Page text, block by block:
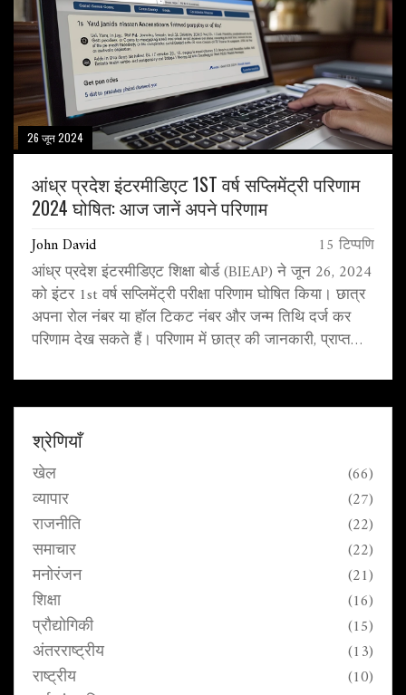
26 जून 2024
आंध्र प्रदेश इंटरमीडिएट 1ST वर्ष सप्लिमेंट्री परिणाम
2024 घोषित: आज जानें अपने परिणाम
John David 15 टिप्पणि
आंध्र प्रदेश इंटरमीडिएट शिक्षा बोर्ड (BIEAP) ने जून 26, 2024
को इंटर 1st वर्ष सप्लिमेंट्री परीक्षा परिणाम घोषित किया। छात्र
अपना रोल नंबर या हॉल टिकट नंबर और जन्म तिथि दर्ज कर
परिणाम देख सकते हैं। परिणाम में छात्र की जानकारी, प्राप्त
श्रेणियाँ
खेल (66)
व्यापार (27)
राजनीति (22)
समाचार (22)
मनोरंजन (21)
शिक्षा (16)
प्रौद्योगिकी (15)
अंतरराष्ट्रीय (13)
राष्ट्रीय (10)